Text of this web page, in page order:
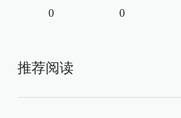
0 0
推荐阅读